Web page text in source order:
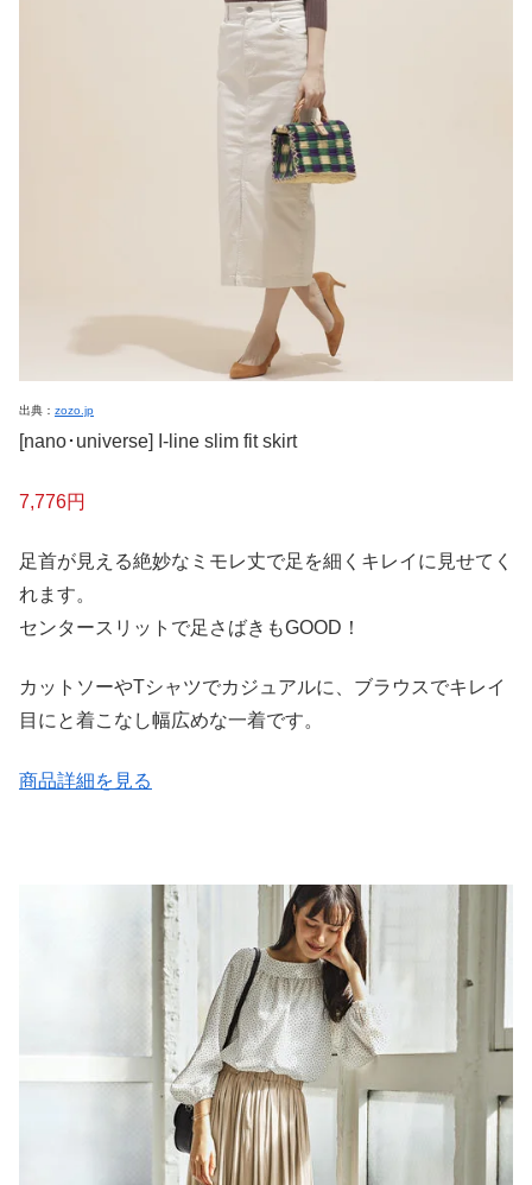
出典： zozo.jp
[nano･universe] I-line slim fit skirt
7,776円
足首が見える絶妙なミモレ丈で足を細くキレイに見せてく
れます。
センタースリットで足さばきもGOOD！
カットソーやTシャツでカジュアルに、ブラウスでキレイ
目にと着こなし幅広めな一着です。
商品詳細を見る